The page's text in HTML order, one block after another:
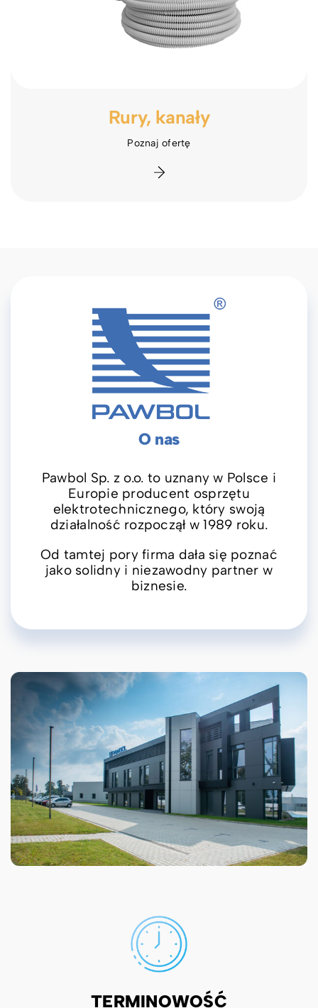
Rury, kanały
Poznaj ofertę
O nas
Pawbol Sp. z o.o. to uznany w Polsce i
Europie producent osprzętu
elektrotechnicznego, który swoją
działalność rozpoczął w 1989 roku.
Od tamtej pory firma dała się poznać
jako solidny i niezawodny partner w
biznesie.
TERMINOWOŚĆ